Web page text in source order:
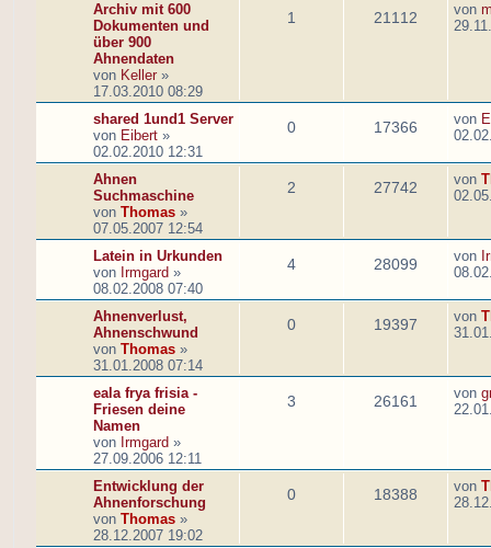
Archiv mit 600
Dokumenten und
über 900
Ahnendaten
von Keller »
17.03.2010 08:29
1 21112 von
shared 1und1 Server
von Eibert »
02.02.2010 12:31
0 17366 von
Ahnen
Suchmaschine
von Thomas »
07.05.2007 12:54
2 27742 von
Latein in Urkunden
von Irmgard »
08.02.2008 07:40
4 28099 von
Ahnenverlust,
Ahnenschwund
von Thomas »
31.01.2008 07:14
0 19397 von
eala frya frisia -
Friesen deine
Namen
von Irmgard »
27.09.2006 12:11
3 26161 von
Entwicklung der
Ahnenforschung
von Thomas »
28.12.2007 19:02
0 18388 von